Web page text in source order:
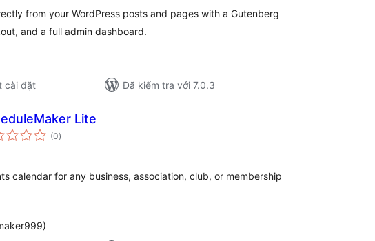
from your WordPress posts and pages with a Gutenberg
and a full admin dashboard.
cài đặt
Đã kiểm tra với 7.0.3
Lite
(0tổng
đánh
)
calendar for any business, association, club, or membership